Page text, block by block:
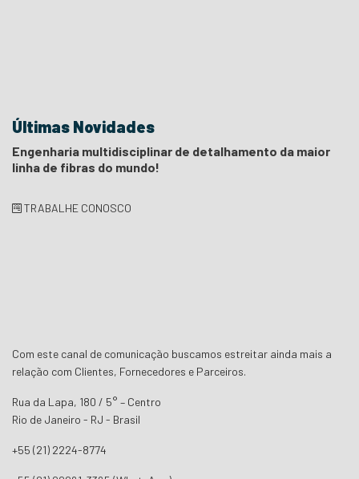
Últimas Novidades
Engenharia multidisciplinar de detalhamento da maior
linha de fibras do mundo!
TRABALHE CONOSCO
Com este canal de comunicação buscamos estreitar ainda mais a
relação com Clientes, Fornecedores e Parceiros.
Rua da Lapa, 180 / 5° – Centro
Rio de Janeiro - RJ - Brasil
+55 (21) 2224-8774